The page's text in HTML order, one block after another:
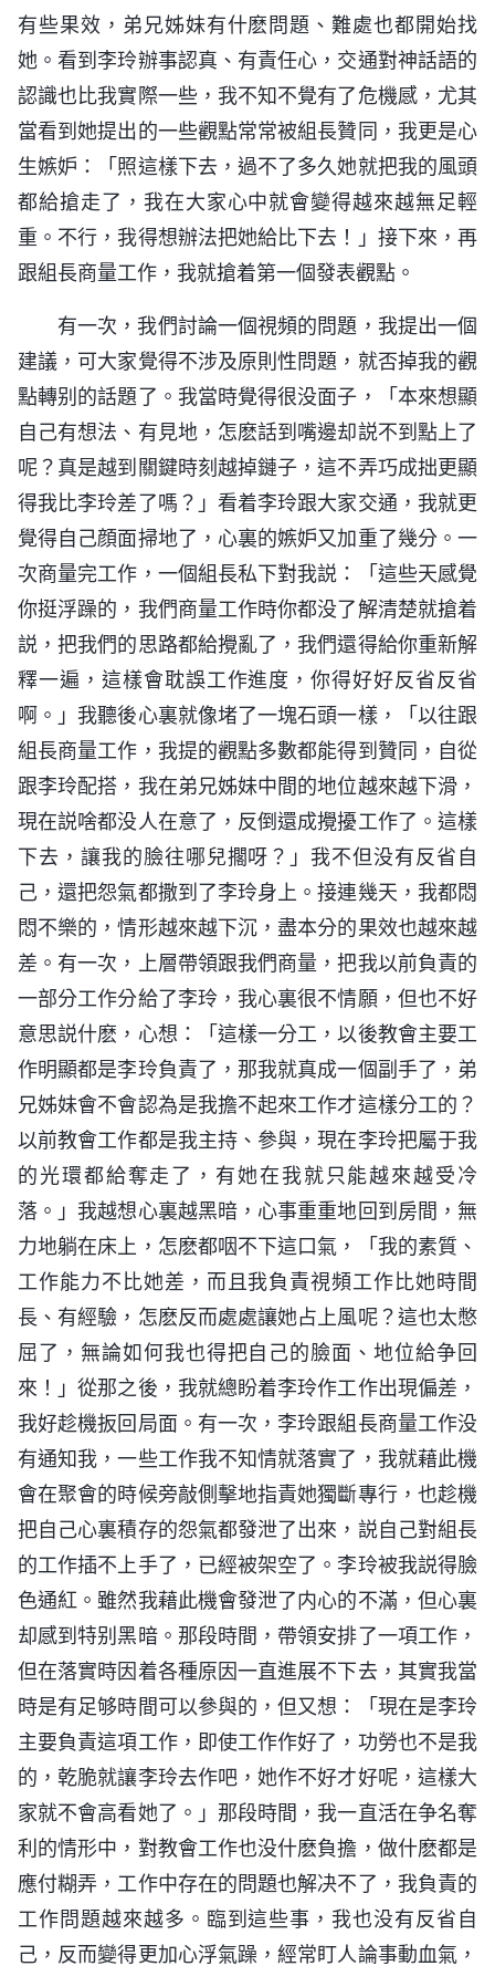
有些果效，弟兄姊妹有什麽問題、難處也都開始找
她。看到李玲辦事認真、有責任心，交通對神話語的
認識也比我實際一些，我不知不覺有了危機感，尤其
當看到她提出的一些觀點常常被組長贊同，我更是心
生嫉妒：「照這樣下去，過不了多久她就把我的風頭
都給搶走了，我在大家心中就會變得越來越無足輕
重。不行，我得想辦法把她給比下去！」接下來，再
跟組長商量工作，我就搶着第一個發表觀點。
有一次，我們討論一個視頻的問題，我提出一個
建議，可大家覺得不涉及原則性問題，就否掉我的觀
點轉别的話題了。我當時覺得很没面子，「本來想顯
自己有想法、有見地，怎麽話到嘴邊却説不到點上了
呢？真是越到關鍵時刻越掉鏈子，這不弄巧成拙更顯
得我比李玲差了嗎？」看着李玲跟大家交通，我就更
覺得自己顔面掃地了，心裏的嫉妒又加重了幾分。一
次商量完工作，一個組長私下對我説：「這些天感覺
你挺浮躁的，我們商量工作時你都没了解清楚就搶着
説，把我們的思路都給攪亂了，我們還得給你重新解
釋一遍，這樣會耽誤工作進度，你得好好反省反省
啊。」我聽後心裏就像堵了一塊石頭一樣，「以往跟
組長商量工作，我提的觀點多數都能得到贊同，自從
跟李玲配搭，我在弟兄姊妹中間的地位越來越下滑，
現在説啥都没人在意了，反倒還成攪擾工作了。這樣
下去，讓我的臉往哪兒擱呀？」我不但没有反省自
己，還把怨氣都撒到了李玲身上。接連幾天，我都悶
悶不樂的，情形越來越下沉，盡本分的果效也越來越
差。有一次，上層帶領跟我們商量，把我以前負責的
一部分工作分給了李玲，我心裏很不情願，但也不好
意思説什麽，心想：「這樣一分工，以後教會主要工
作明顯都是李玲負責了，那我就真成一個副手了，弟
兄姊妹會不會認為是我擔不起來工作才這樣分工的？
以前教會工作都是我主持、參與，現在李玲把屬于我
的光環都給奪走了，有她在我就只能越來越受冷
落。」我越想心裏越黑暗，心事重重地回到房間，無
力地躺在床上，怎麽都咽不下這口氣，「我的素質、
工作能力不比她差，而且我負責視頻工作比她時間
長、有經驗，怎麽反而處處讓她占上風呢？這也太憋
屈了，無論如何我也得把自己的臉面、地位給争回
來！」從那之後，我就總盼着李玲作工作出現偏差，
我好趁機扳回局面。有一次，李玲跟組長商量工作没
有通知我，一些工作我不知情就落實了，我就藉此機
會在聚會的時候旁敲側擊地指責她獨斷專行，也趁機
把自己心裏積存的怨氣都發泄了出來，説自己對組長
的工作插不上手了，已經被架空了。李玲被我説得臉
色通紅。雖然我藉此機會發泄了内心的不滿，但心裏
却感到特别黑暗。那段時間，帶領安排了一項工作，
但在落實時因着各種原因一直進展不下去，其實我當
時是有足够時間可以參與的，但又想：「現在是李玲
主要負責這項工作，即使工作作好了，功勞也不是我
的，乾脆就讓李玲去作吧，她作不好才好呢，這樣大
家就不會高看她了。」那段時間，我一直活在争名奪
利的情形中，對教會工作也没什麽負擔，做什麽都是
應付糊弄，工作中存在的問題也解决不了，我負責的
工作問題越來越多。臨到這些事，我也没有反省自
己，反而變得更加心浮氣躁，經常盯人論事動血氣，